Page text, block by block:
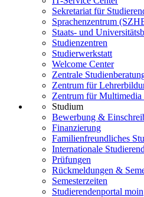
Sekretariat für
Sprachenzentrum
Staats- und
Studienzentren
Studierwerkstatt
Welcome Center
Zentrale
Zentrum für
Zentrum für
Studium
Bewerbung &
Finanzierung
Familienfreundliches
Internationale
Prüfungen
Rückmeldungen &
Semesterzeiten
Studierendenportal moin